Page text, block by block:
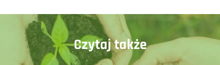
Czytaj także